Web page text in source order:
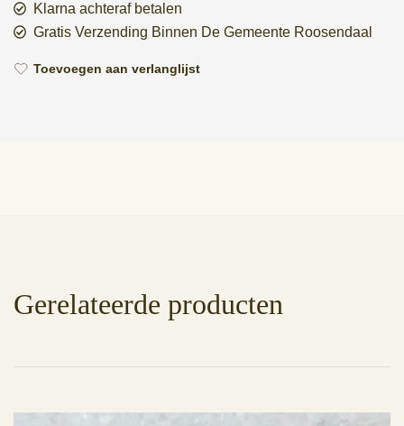
Klarna achteraf betalen
Gratis Verzending Binnen De Gemeente Roosendaal
Toevoegen aan verlanglijst
Gerelateerde producten